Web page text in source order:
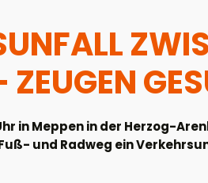
in Meppen in der Herzog-
und Radweg ein